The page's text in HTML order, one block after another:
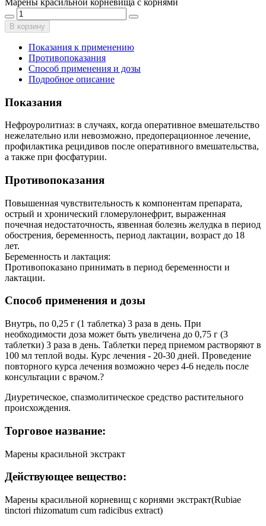
В корзину
Показания к применению
Противопоказания
Способ применения и дозы
Подробное описание
Показания
Нефроуролитиаз: в случаях, когда оперативное вмешательство
нежелательно или невозможно, предоперационное лечение,
профилактика рецидивов после оперативного вмешательства,
а также при фосфатурии.
Противопоказания
Повышенная чувствительность к компонентам препарата,
острый и хронический гломерулонефрит, выраженная
почечная недостаточность, язвенная болезнь желудка в период
обострения, беременность, период лактации, возраст до 18
лет.
Беременность и лактация:
Противопоказано принимать в период беременности и
лактации.
Способ применения и дозы
Внутрь, по 0,25 г (1 таблетка) 3 раза в день. При
необходимости доза может быть увеличена до 0,75 г (3
таблетки) 3 раза в день. Таблетки перед приемом растворяют в
100 мл теплой воды. Курс лечения - 20-30 дней. Проведение
повторного курса лечения возможно через 4-6 недель после
консультации с врачом.?
Диуретическое, спазмолитическое средство растительного
происхождения.
Торговое название:
Марены красильной экстракт
Действующее вещество:
Марены красильной корневищ с корнями экстракт(Rubiae
tinctori rhizomatum cum radicibus extract)